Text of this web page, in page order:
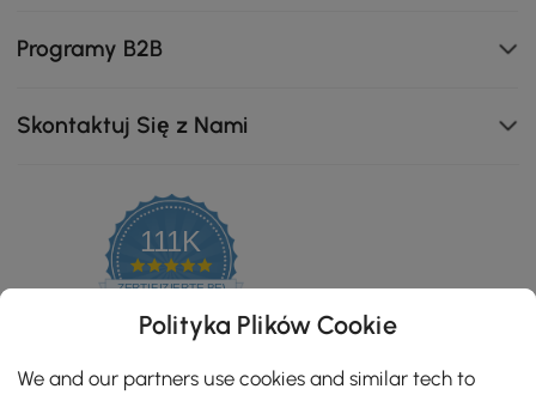
Programy B2B
Skontaktuj Się z Nami
111K
4.8
star
ZERTIFIZIERTE BEWERTUNGEN
Polityka Plików Cookie
We and our partners use cookies and similar tech to